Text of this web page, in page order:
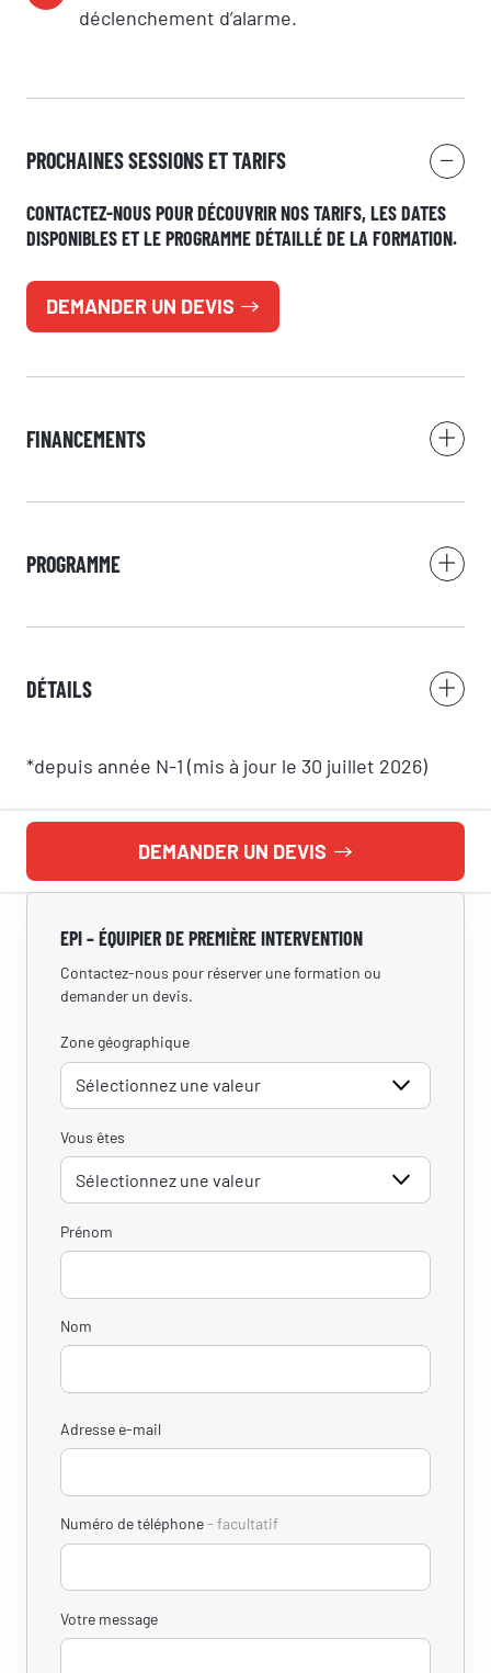
déclenchement d’alarme.
PROCHAINES SESSIONS ET TARIFS
CONTACTEZ-NOUS POUR DÉCOUVRIR NOS TARIFS, LES DATES
DISPONIBLES ET LE PROGRAMME DÉTAILLÉ DE LA FORMATION.
DEMANDER UN DEVIS
FINANCEMENTS
PROGRAMME
DÉTAILS
*depuis année N-1 (mis à jour le 30 juillet 2026)
DEMANDER UN DEVIS
EPI – ÉQUIPIER DE PREMIÈRE INTERVENTION
Contactez-nous pour réserver une formation ou
demander un devis.
Zone géographique
Vous êtes
Prénom
Nom
Adresse e-mail
Numéro de téléphone facultatif
Votre message
Numéro de téléphone
Votre message
votre accord, vous adresser ses offres. Pour en savoir plus, consultez